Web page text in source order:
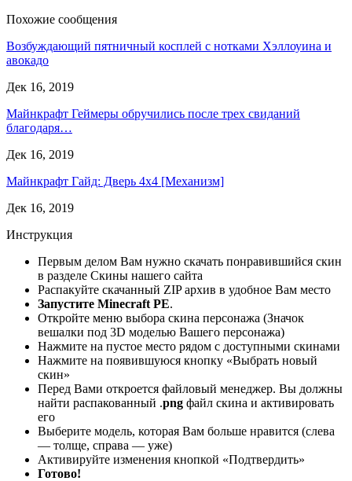
Похожие сообщения
Возбуждающий пятничный косплей с нотками Хэллоуина и
авокадо
Дек 16, 2019
Майнкрафт Геймеры обручились после трех свиданий
благодаря…
Дек 16, 2019
Майнкрафт Гайд: Дверь 4х4 [Механизм]
Дек 16, 2019
Инструкция
Первым делом Вам нужно скачать понравившийся скин
в разделе Скины нашего сайта
Распакуйте скачанный ZIP архив в удобное Вам место
Запустите Minecraft PE.
Откройте меню выбора скина персонажа (Значок
вешалки под 3D моделью Вашего персонажа)
Нажмите на пустое место рядом с доступными скинами
Нажмите на появившуюся кнопку «Выбрать новый
скин»
Перед Вами откроется файловый менеджер. Вы должны
найти распакованный .png файл скина и активировать
его
Выберите модель, которая Вам больше нравится (слева
— толще, справа — уже)
Активируйте изменения кнопкой «Подтвердить»
Готово!